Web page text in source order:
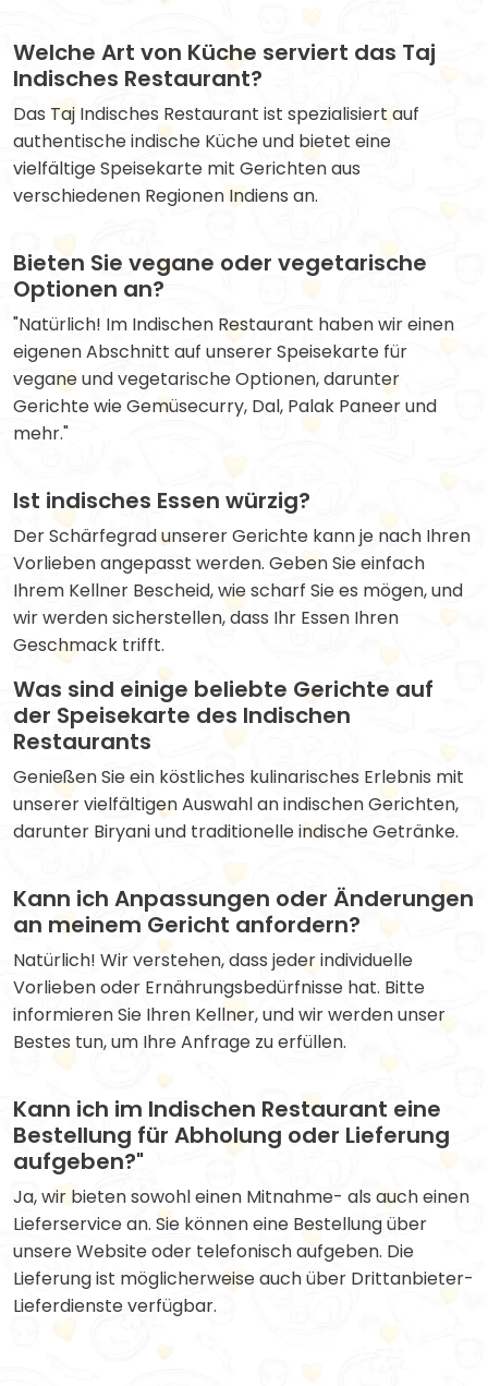
Welche Art von Küche serviert das Taj
Indisches Restaurant?
Das Taj Indisches Restaurant ist spezialisiert auf
authentische indische Küche und bietet eine
vielfältige Speisekarte mit Gerichten aus
verschiedenen Regionen Indiens an.
Bieten Sie vegane oder vegetarische
Optionen an?
"Natürlich! Im Indischen Restaurant haben wir einen
eigenen Abschnitt auf unserer Speisekarte für
vegane und vegetarische Optionen, darunter
Gerichte wie Gemüsecurry, Dal, Palak Paneer und
mehr."
Ist indisches Essen würzig?
Der Schärfegrad unserer Gerichte kann je nach Ihren
Vorlieben angepasst werden. Geben Sie einfach
Ihrem Kellner Bescheid, wie scharf Sie es mögen, und
wir werden sicherstellen, dass Ihr Essen Ihren
Geschmack trifft.
Was sind einige beliebte Gerichte auf
der Speisekarte des Indischen
Restaurants
Genießen Sie ein köstliches kulinarisches Erlebnis mit
unserer vielfältigen Auswahl an indischen Gerichten,
darunter Biryani und traditionelle indische Getränke.
Kann ich Anpassungen oder Änderungen
an meinem Gericht anfordern?
Natürlich! Wir verstehen, dass jeder individuelle
Vorlieben oder Ernährungsbedürfnisse hat. Bitte
informieren Sie Ihren Kellner, und wir werden unser
Bestes tun, um Ihre Anfrage zu erfüllen.
Kann ich im Indischen Restaurant eine
Bestellung für Abholung oder Lieferung
aufgeben?"
Ja, wir bieten sowohl einen Mitnahme- als auch einen
Lieferservice an. Sie können eine Bestellung über
unsere Website oder telefonisch aufgeben. Die
Lieferung ist möglicherweise auch über Drittanbieter-
Lieferdienste verfügbar.